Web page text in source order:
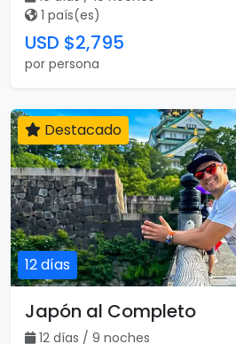
1 país(es)
USD $2,795
por persona
12 días
Destacado
Japón al Completo
12 días / 9 noches